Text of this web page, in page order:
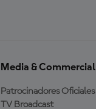
Media & Commercial
Patrocinadores Oficiales
TV Broadcast